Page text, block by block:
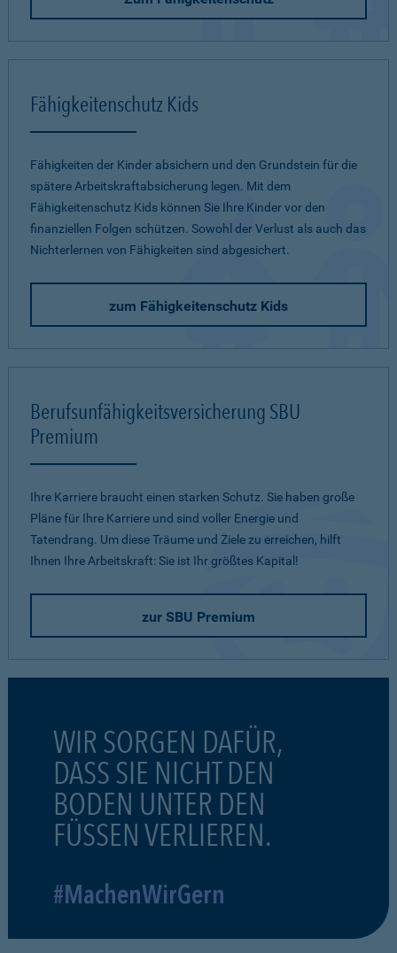
Fähigkeitenschutz Kids
Fähigkeiten der Kinder absichern und den Grundstein für die
spätere Arbeitskraftabsicherung legen. Mit dem
Fähigkeitenschutz Kids können Sie Ihre Kinder vor den
finanziellen Folgen schützen. Sowohl der Verlust als auch das
Nichterlernen von Fähigkeiten sind abgesichert.
zum Fähigkeitenschutz Kids
Berufsunfähigkeitsversicherung SBU
Premium
Ihre Karriere braucht einen starken Schutz. Sie haben große
Pläne für Ihre Karriere und sind voller Energie und
Tatendrang. Um diese Träume und Ziele zu erreichen, hilft
Ihnen Ihre Arbeitskraft: Sie ist Ihr größtes Kapital!
zur SBU Premium
WIR SORGEN DAFÜR,
DASS SIE NICHT DEN
BODEN UNTER DEN
FÜSSEN VERLIEREN.
#MachenWirGern